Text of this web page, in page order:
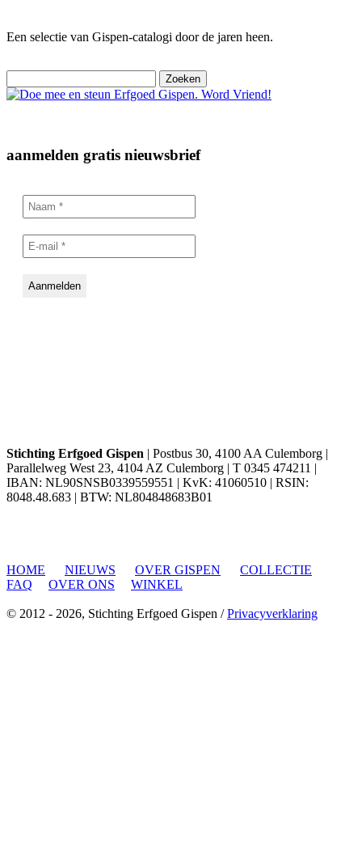
Een selectie van Gispen-catalogi door de jaren heen.
naar:
aanmelden gratis nieuwsbrief
Stichting Erfgoed Gispen | Postbus 30, 4100 AA Culemborg |
Parallelweg West 23, 4104 AZ Culemborg | T 0345 474211 |
IBAN: NL90SNSB0339559551 | KvK: 41060510 | RSIN:
8048.48.683 | BTW: NL804848683B01
HOME NIEUWS OVER GISPEN COLLECTIE
FAQ
OVER ONS WINKEL
© 2012 - 2026, Stichting Erfgoed Gispen /Privacyverklaring